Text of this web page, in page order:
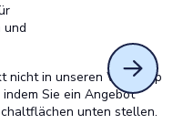
und
nicht in unseren Webshop
Sie ein Angebot
unten stellen.